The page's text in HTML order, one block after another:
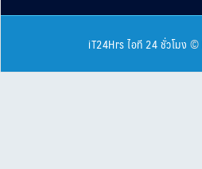
iT24Hrs ไอที 24 ชั่วโมง ©